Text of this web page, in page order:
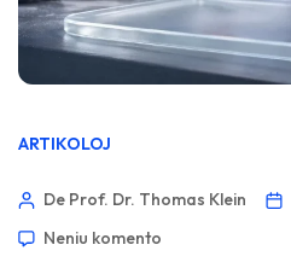
ARTIKOLOJ
De Prof. Dr. Thomas Klein
Neniu komento